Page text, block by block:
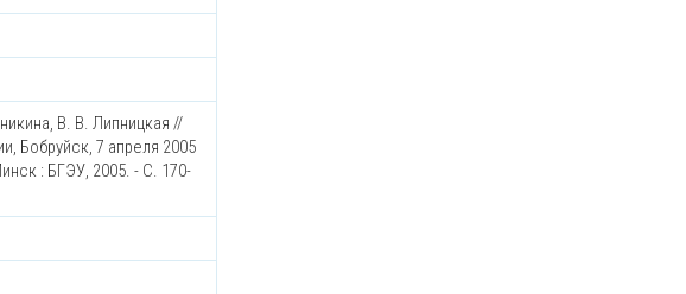
В. В. Липницкая //
Бобруйск, 7 апреля 2005
: БГЭУ, 2005. - С. 170-